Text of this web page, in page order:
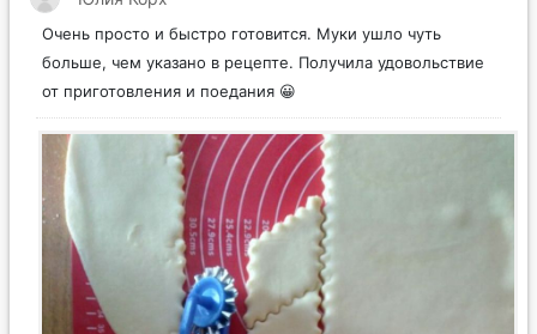
Очень просто и быстро готовится. Муки ушло чуть
больше, чем указано в рецепте. Получила удовольствие
от приготовления и поедания 😀